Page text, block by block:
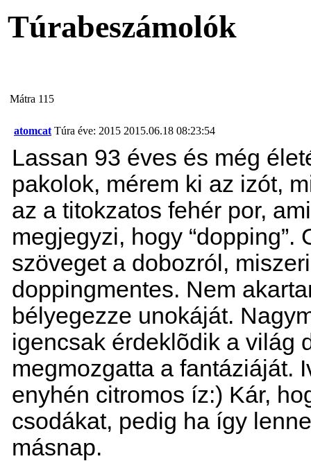
Túrabeszámolók
Mátra 115
atomcat Túra éve: 2015 2015.06.18 08:23:54
Lassan 93 éves és még
pakolok, mérem ki az izót,
az a titokzatos fehér por,
megjegyzi, hogy
szöveget a dobozról,
doppingmentes. Nem
bélyegezze unokáját.
igencsak érdeklõdik a világ
megmozgatta a fantáziáját.
enyhén citromos íz:) Kár,
csodákat, pedig ha így
másnap.